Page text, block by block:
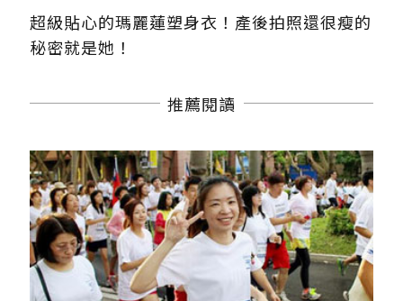
超級貼心的瑪麗蓮塑身衣！產後拍照還很瘦的
秘密就是她！
推薦閱讀